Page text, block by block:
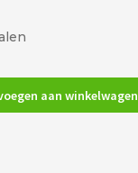
aan winkelwagen